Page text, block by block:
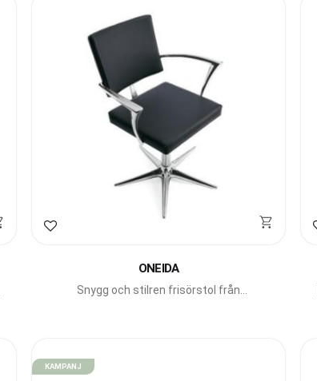
Lägg till i favoriter
ONEIDA
Snygg och stilren frisörstol från
KAMPANJ